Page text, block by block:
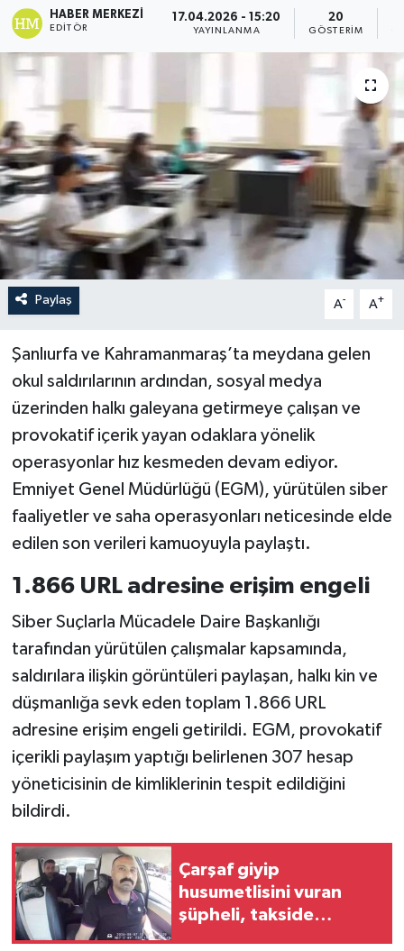
HABER MERKEZI
EDITÖR
17.04.2026 - 15:20
YAYINLANMA
20
GÖSTERIM
Paylaş A- A+
Şanlıurfa ve Kahramanmaraş’ta meydana gelen
okul saldırılarının ardından, sosyal medya
üzerinden halkı galeyana getirmeye çalışan ve
provokatif içerik yayan odaklara yönelik
operasyonlar hız kesmeden devam ediyor.
Emniyet Genel Müdürlüğü (EGM), yürütülen siber
faaliyetler ve saha operasyonları neticesinde elde
edilen son verileri kamuoyuyla paylaştı.
1.866 URL adresine erişim engeli
Siber Suçlarla Mücadele Daire Başkanlığı
tarafından yürütülen çalışmalar kapsamında,
saldırılara ilişkin görüntüleri paylaşan, halkı kin ve
düşmanlığa sevk eden toplam 1.866 URL
adresine erişim engeli getirildi. EGM, provokatif
içerikli paylaşım yaptığı belirlenen 307 hesap
yöneticisinin de kimliklerinin tespit edildiğini
bildirdi.
Çarşaf giyip
husumetlisini vuran
şüpheli, takside